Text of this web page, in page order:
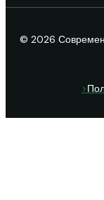
© 2026
>